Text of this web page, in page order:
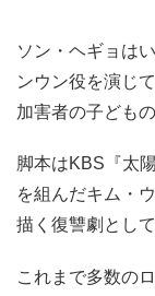
ソン・ヘギョは
ンウン役を演じ
加害者の子ども
脚本はKBS『太
を組んだキム・
描く復讐劇とし
これまで多数の